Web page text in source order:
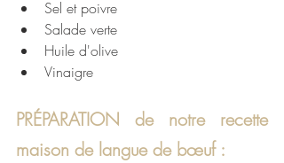
Sel et poivre
Salade verte
Huile d'olive
Vinaigre
PRÉPARATION de notre recette
maison de langue de bœuf :